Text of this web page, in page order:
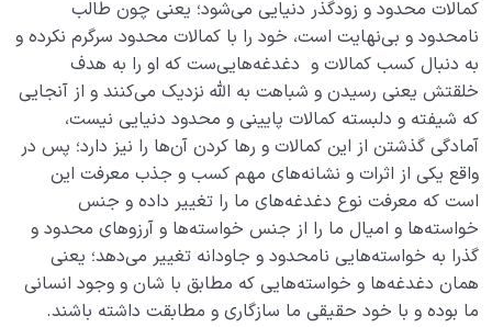
کمالات محدود و زودگذر دنیایی می‌شود؛ یعنی چون طالب
نامحدود و بی‌نهایت است، خود را با کمالات محدود سرگرم نکرده و
به دنبال کسب کمالات و دغدغه‌هایی‌ست که او را به هدف
خلقتش یعنی رسیدن و شباهت به الله نزدیک می‌کنند و از آنجایی
که شیفته و دلبسته کمالات پایینی و محدود دنیایی نیست،
آمادگی گذشتن از این کمالات و رها کردن آن‌ها را نیز دارد؛ پس در
واقع یکی از اثرات و نشانه‌های مهم کسب و جذب معرفت این
است که معرفت نوع دغدغه‌های ما را تغییر داده و جنس
خواسته‌ها و امیال ما را از جنس خواسته‌ها و آرزوهای محدود و
گذرا به خواسته‌هایی نامحدود و جاودانه تغییر می‌دهد؛ یعنی
همان دغدغه‌ها و خواسته‌هایی که مطابق با شان و وجود انسانی
ما بوده و با خود حقیقی ما سازگاری و مطابقت داشته باشند.